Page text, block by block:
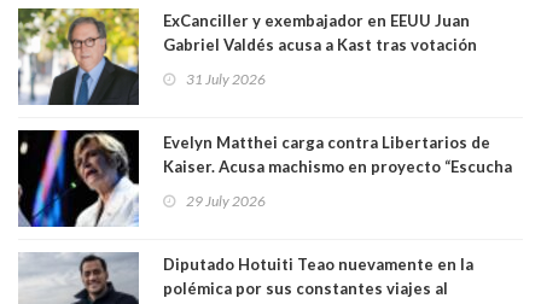
64.8%
ExCanciller y exembajador en EEUU Juan
Gabriel Valdés acusa a Kast tras votación
"Si hay una persona responsable es él"
31 July 2026
Evelyn Matthei carga contra Libertarios de
Kaiser. Acusa machismo en proyecto “Escucha
"¿Cómo puede haber alguien tan enfermo del
29 July 2026
Diputado Hotuiti Teao nuevamente en la
polémica por sus constantes viajes al